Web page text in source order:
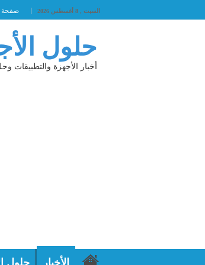
السبت , 8 أغسطس 2026 صفحة
حلول
أخبار الأجهزة والتطبيقات
الأخبار حلول